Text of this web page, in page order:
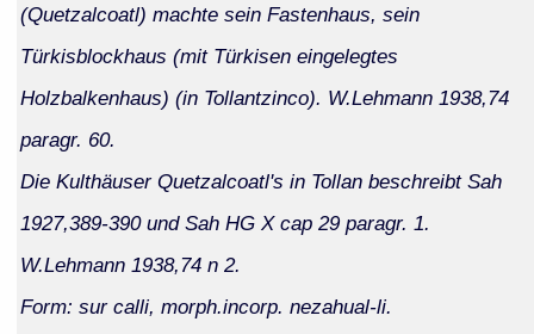
(Quetzalcoatl) machte sein Fastenhaus, sein
Türkisblockhaus (mit Türkisen eingelegtes
Holzbalkenhaus) (in Tollantzinco). W.Lehmann 1938,74
paragr. 60.
Die Kulthäuser Quetzalcoatl's in Tollan beschreibt Sah
1927,389-390 und Sah HG X cap 29 paragr. 1.
W.Lehmann 1938,74 n 2.
Form: sur calli, morph.incorp. nezahual-li.